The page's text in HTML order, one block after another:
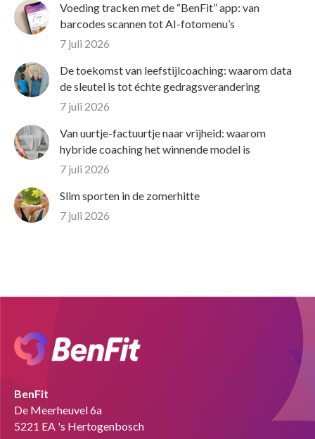
Voeding tracken met de “BenFit” app: van
barcodes scannen tot AI-fotomenu’s
7 juli 2026
De toekomst van leefstijlcoaching: waarom data
de sleutel is tot échte gedragsverandering
7 juli 2026
Van uurtje-factuurtje naar vrijheid: waarom
hybride coaching het winnende model is
7 juli 2026
Slim sporten in de zomerhitte
7 juli 2026
BenFit
De Meerheuvel 6a
5221 EA 's Hertogenbosch